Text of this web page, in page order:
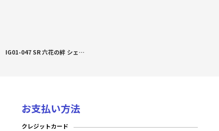
IG01-047 SR 六花の絆 シェリーナ&セマルグル
お支払い方法
クレジットカード